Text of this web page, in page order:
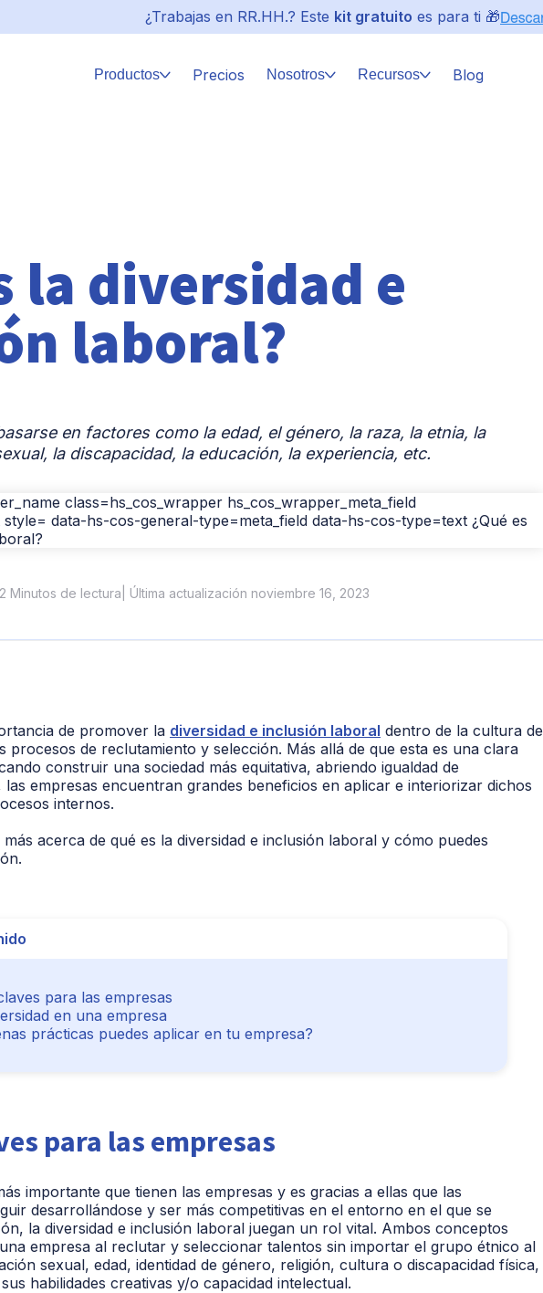
¿Trabajas en RR.HH.? Este kit gratuito es para ti 🎁
Productos Precios Nosotros Recursos Blog
la diversidad e
laboral?
en factores como la edad, el género, la raza, la etnia, la
la discapacidad, la educación, la experiencia, etc.
2 Minutos de lectura | Última actualización noviembre 16, 2023
de promover la diversidad e inclusión laboral dentro de la cultura de
procesos de reclutamiento y selección. Más allá de que esta es una clara
construir una sociedad más equitativa, abriendo igualdad de
empresas encuentran grandes beneficios en aplicar e interiorizar dichos
internos.
acerca de qué es la diversidad e inclusión laboral y cómo puedes
para las empresas
en una empresa
prácticas puedes aplicar en tu empresa?
para las empresas
importante que tienen las empresas y es gracias a ellas que las
desarrollándose y ser más competitivas en el entorno en el que se
la diversidad e inclusión laboral juegan un rol vital. Ambos conceptos
empresa al reclutar y seleccionar talentos sin importar el grupo étnico al
sexual, edad, identidad de género, religión, cultura o discapacidad física,
habilidades creativas y/o capacidad intelectual.